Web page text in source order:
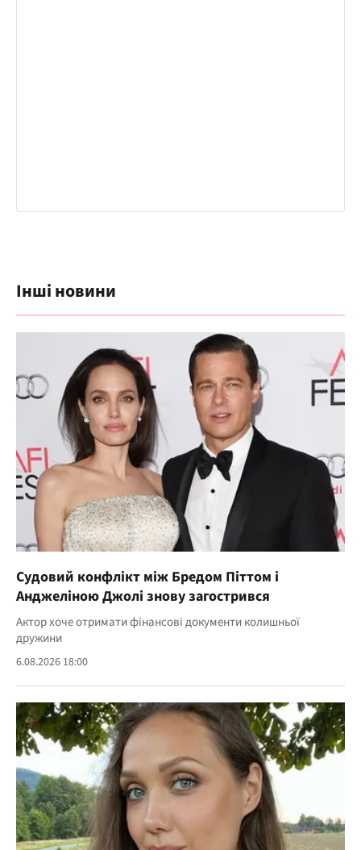
Інші новини
Судовий конфлікт між Бредом Піттом і
Анджеліною Джолі знову загострився
Актор хоче отримати фінансові документи колишньої
дружини
6.08.2026 18:00